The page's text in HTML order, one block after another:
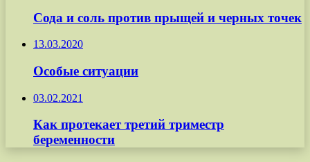
Сода и соль против прыщей и черных точек
13.03.2020
Особые ситуации
03.02.2021
Как протекает третий триместр
беременности